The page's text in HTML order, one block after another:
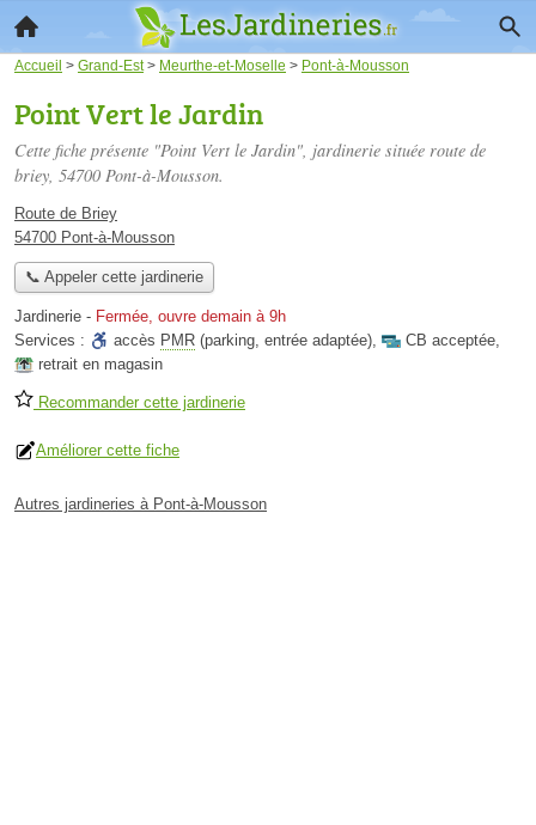
Accueil > Grand-Est> Meurthe-et-Moselle > Pont-à-Mousson
Point Vert le Jardin
Cette fiche présente "Point Vert le Jardin", jardinerie située route de
briey, 54700 Pont-à-Mousson.
Route de Briey
54700 Pont-à-Mousson
📞 Appeler cette jardinerie
Jardinerie - Fermée, ouvre demain à 9h
Services :
accès PMR (parking, entrée adaptée), CB acceptée,
retrait en magasin
Recommander cette jardinerie
Améliorer cette fiche
Autres jardineries à Pont-à-Mousson